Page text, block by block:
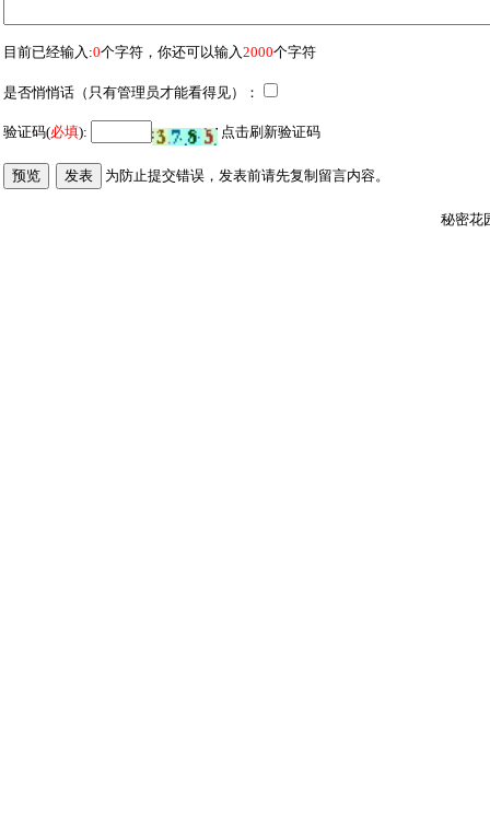
目前已经输入:0个字符，你还可以输入2000个字符
是否悄悄话（只有管理员才能看得见）：
验证码(必填): 点击刷新验证码
为防止提交错误，发表前请先复制留言内容。
秘密花